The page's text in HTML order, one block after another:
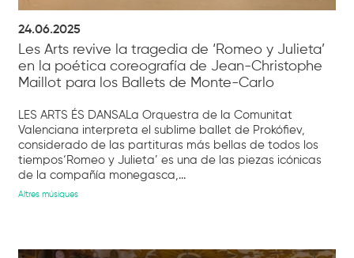
24.06.2025
Les Arts revive la tragedia de ‘Romeo y Julieta’
en la poética coreografía de Jean-Christophe
Maillot para los Ballets de Monte-Carlo
LES ARTS ÉS DANSALa Orquestra de la Comunitat
Valenciana interpreta el sublime ballet de Prokófiev,
considerado de las partituras más bellas de todos los
tiempos‘Romeo y Julieta’ es una de las piezas icónicas
de la compañía monegasca,...
Altres músiques